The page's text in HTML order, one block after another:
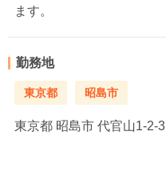
ます。
勤務地
東京都 昭島市
東京都 昭島市 代官山1-2-3